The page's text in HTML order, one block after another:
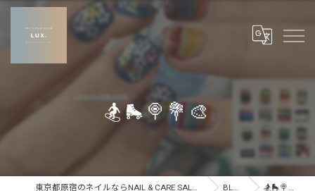
🏂🛼🍭💐🎨
東京都原宿のネイルならNAIL & CARE SALON LUX BLOG 🏂🛼🍭💐🎨